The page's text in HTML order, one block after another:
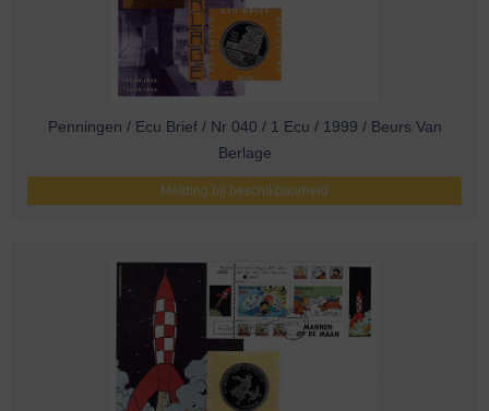
Penningen / Ecu Brief / Nr 040 / 1 Ecu / 1999 / Beurs Van
Berlage
Melding bij beschikbaarheid